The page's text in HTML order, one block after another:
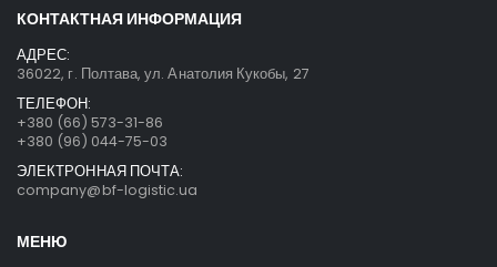
КОНТАКТНАЯ ИНФОРМАЦИЯ
АДРЕС:
36022, г. Полтава, ул. Анатолия Кукобы, 27
ТЕЛЕФОН:
+380 (66) 573-31-86
+380 (96) 044-75-03
ЭЛЕКТРОННАЯ ПОЧТА:
company@bf-logistic.ua
МЕНЮ